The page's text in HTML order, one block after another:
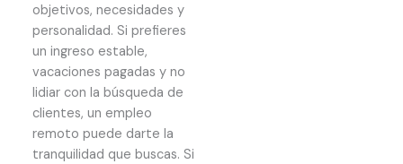
objetivos, necesidades y
personalidad. Si prefieres
un ingreso estable,
vacaciones pagadas y no
lidiar con la búsqueda de
clientes, un empleo
remoto puede darte la
tranquilidad que buscas. Si